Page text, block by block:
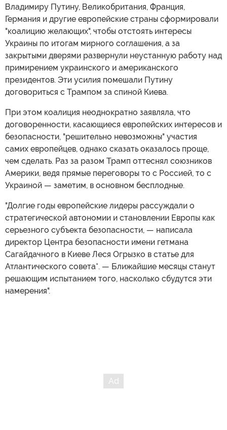
Владимиру Путину, Великобритания, Франция,
Германия и другие европейские страны сформировали
"коалицию желающих", чтобы отстоять интересы
Украины по итогам мирного соглашения, а за
закрытыми дверями развернули неустанную работу над
примирением украинского и американского
президентов. Эти усилия помешали Путину
договориться с Трампом за спиной Киева.
При этом коалиция неоднократно заявляла, что
договоренности, касающиеся европейских интересов и
безопасности, "решительно невозможны" участия
самих европейцев, однако сказать оказалось проще,
чем сделать. Раз за разом Трамп оттеснял союзников
Америки, ведя прямые переговоры то с Россией, то с
Украиной — заметим, в основном бесплодные.
"Долгие годы европейские лидеры рассуждали о
стратегической автономии и становлении Европы как
серьезного субъекта безопасности, — написала
директор Центра безопасности имени гетмана
Сагайдачного в Киеве Леся Огрызко в статье для
Атлантического совета*. — Ближайшие месяцы станут
решающим испытанием того, насколько сбудутся эти
намерения".